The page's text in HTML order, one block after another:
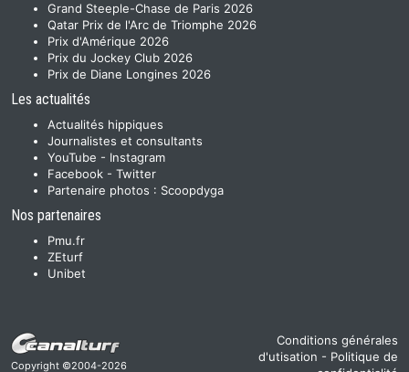
Grand Steeple-Chase de Paris 2026
Qatar Prix de l'Arc de Triomphe 2026
Prix d'Amérique 2026
Prix du Jockey Club 2026
Prix de Diane Longines 2026
Les actualités
Actualités hippiques
Journalistes et consultants
YouTube - Instagram
Facebook - Twitter
Partenaire photos : Scoopdyga
Nos partenaires
Pmu.fr
ZEturf
Unibet
Copyright ©2004-2026
Conditions générales
d'utisation - Politique de